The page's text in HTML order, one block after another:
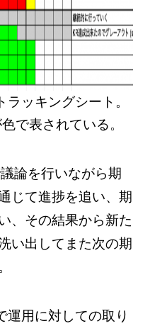
ッキングシート。
で表されている。
論を行いながら期
じて進捗を追い、期
、その結果から新た
い出してまた次の期
運用に対しての取り